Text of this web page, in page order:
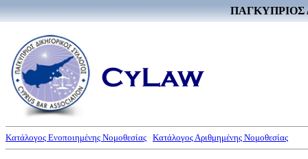
ΠΑΓΚΥΠΡΙΟΣ
Κατάλογος Ενοποιημένης Νομοθεσίας Κατάλογος Αριθμημένης Νομοθεσίας